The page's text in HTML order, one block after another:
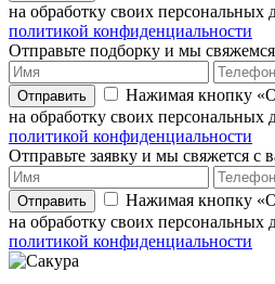
на обработку своих персональных
политикой конфиденциальности
Отправьте подборку и мы
Отправить
Нажимая кнопку
на обработку своих персональных
политикой конфиденциальности
Отправьте заявку и мы свяжется с
Отправить
Нажимая кнопку
на обработку своих персональных
политикой конфиденциальности